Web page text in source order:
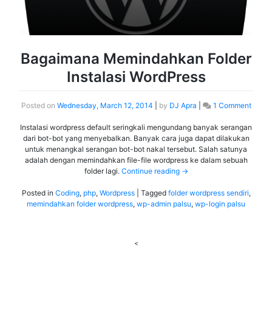
Bagaimana Memindahkan Folder
Instalasi WordPress
Posted on Wednesday, March 12, 2014 by DJ Apra 1 Comment
Instalasi wordpress default seringkali mengundang banyak serangan
dari bot-bot yang menyebalkan. Banyak cara juga dapat dilakukan
untuk menangkal serangan bot-bot nakal tersebut. Salah satunya
adalah dengan memindahkan file-file wordpress ke dalam sebuah
folder lagi. Continue reading →
Posted in Coding, php, Wordpress| Tagged folder wordpress sendiri,
memindahkan folder wordpress, wp-admin palsu, wp-login palsu
<